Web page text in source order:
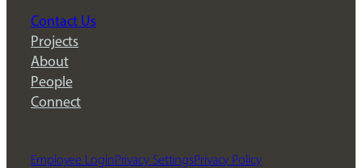
Contact Us
Projects
About
People
Connect
Employee LoginPrivacy SettingsPrivacy Policy